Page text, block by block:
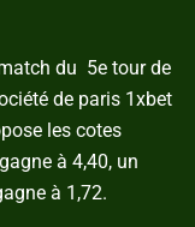
du 5e tour de
de paris 1xbet
les cotes
à 4,40, un
à 1,72.